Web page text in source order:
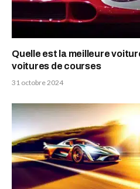
Quelle est la meilleure
voitures de courses
31 octobre 2024